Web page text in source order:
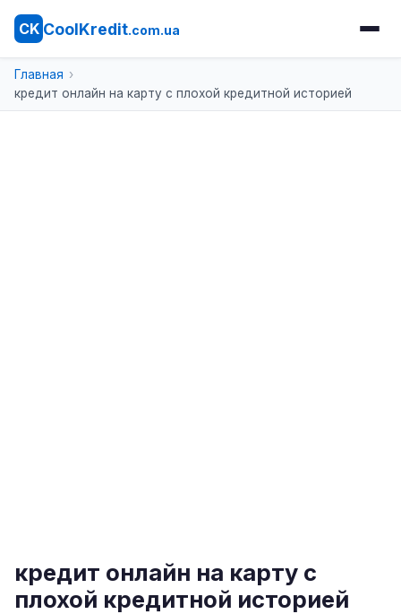
CK CoolKredit.com.ua
Главная
кредит онлайн на карту с плохой кредитной историей
кредит онлайн на карту с
плохой кредитной историей